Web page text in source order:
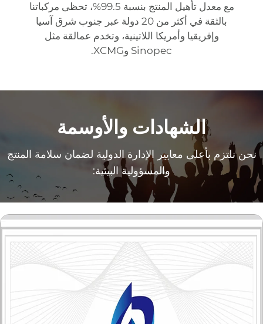
مع معدل تأهيل المنتج بنسبة 99.5%، تحظى مركباتنا
بالثقة في أكثر من 20 دولة عبر جنوب شرق آسيا
وإفريقيا وأمريكا اللاتينية، وتخدم عمالقة مثل
Sinopec وXCMG.
الشهادات والأوسمة
نحن نلتزم بأعلى معايير الإدارة الدولية لضمان سلامة المنتج
والمسؤولية البيئية: